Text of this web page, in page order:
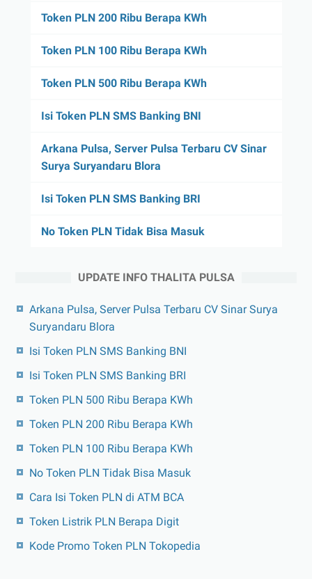
Token PLN 200 Ribu Berapa KWh
Token PLN 100 Ribu Berapa KWh
Token PLN 500 Ribu Berapa KWh
Isi Token PLN SMS Banking BNI
Arkana Pulsa, Server Pulsa Terbaru CV Sinar
Surya Suryandaru Blora
Isi Token PLN SMS Banking BRI
No Token PLN Tidak Bisa Masuk
UPDATE INFO THALITA PULSA
Arkana Pulsa, Server Pulsa Terbaru CV Sinar Surya
Suryandaru Blora
Isi Token PLN SMS Banking BNI
Isi Token PLN SMS Banking BRI
Token PLN 500 Ribu Berapa KWh
Token PLN 200 Ribu Berapa KWh
Token PLN 100 Ribu Berapa KWh
No Token PLN Tidak Bisa Masuk
Cara Isi Token PLN di ATM BCA
Token Listrik PLN Berapa Digit
Kode Promo Token PLN Tokopedia